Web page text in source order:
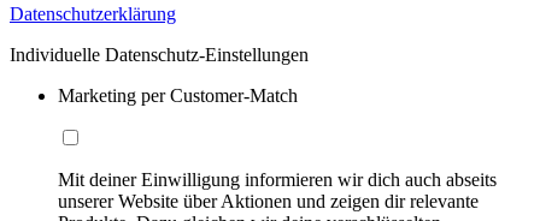
Datenschutzerklärung
Individuelle Datenschutz-Einstellungen
Marketing per Customer-Match
Mit deiner Einwilligung informieren wir dich auch abseits
unserer Website über Aktionen und zeigen dir relevante